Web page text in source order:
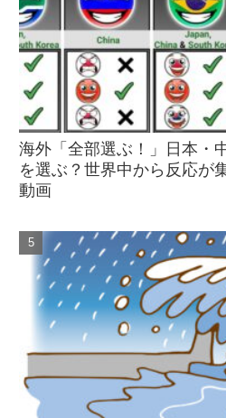
海外「全部選ぶ！」日本・
を選ぶ？世界中から反応が
動画